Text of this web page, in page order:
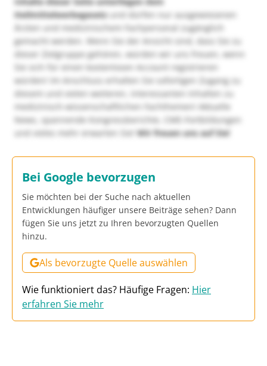
Heilmittelwerbegesetzund dürfen nur ausgewiesenen
Ärzten und medizinischem Fachpersonal zugänglich
gemacht werden. Wenn Sie der Ansicht sind, dass Sie zu
dieser Zielgruppe gehören, würden wir uns freuen, wenn
Sie sich für einen kostenlosen Account registrieren
würden! Im Anschluss erhalten Sie sofortigen Zugang zu
diesem und vielen weiteren, interessanten Inhalten zu
medizinisch-wissenschaftlichen Fachthemen! Aktuelle
News, spannende Kongressberichte, CME-Fortbildungen
und vieles mehr erwarten Sie!Wir freuen uns auf Sie!
Bei Google bevorzugen
Sie möchten bei der Suche nach aktuellen
Entwicklungen häufiger unsere Beiträge sehen? Dann
fügen Sie uns jetzt zu Ihren bevorzugten Quellen
hinzu.
Als bevorzugte Quelle auswählen
Wie funktioniert das? Häufige Fragen: Hier
erfahren Sie mehr